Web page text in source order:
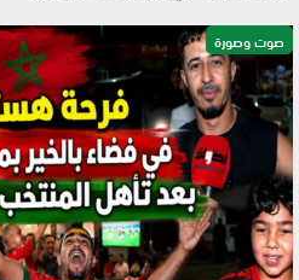
صوت وصورة